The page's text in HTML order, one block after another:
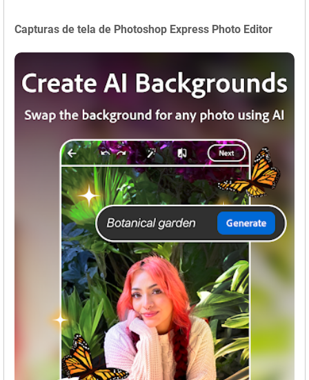
Capturas de tela de Photoshop Express Photo Editor